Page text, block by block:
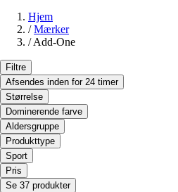
Hjem
/ Mærker
/ Add-One
Filtre
Afsendes inden for 24 timer
Størrelse
Dominerende farve
Aldersgruppe
Produkttype
Sport
Pris
Se 37 produkter